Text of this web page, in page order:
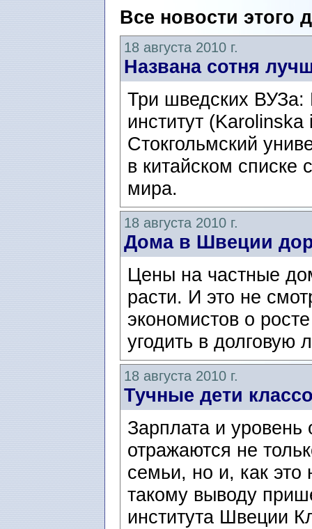
Все новости этого
18 августа 2010 г.
Названа сотня
Три шведских ВУЗа:
институт
Стокгольмский
в китайском
мира.
18 августа 2010 г.
Дома в Швеции
Цены на частные
расти. И это не
экономистов о
угодить в долговую
18 августа 2010 г.
Тучные дети
Зарплата и уровень
отражаются не
семьи, но и, как это
такому выводу
института Швеции